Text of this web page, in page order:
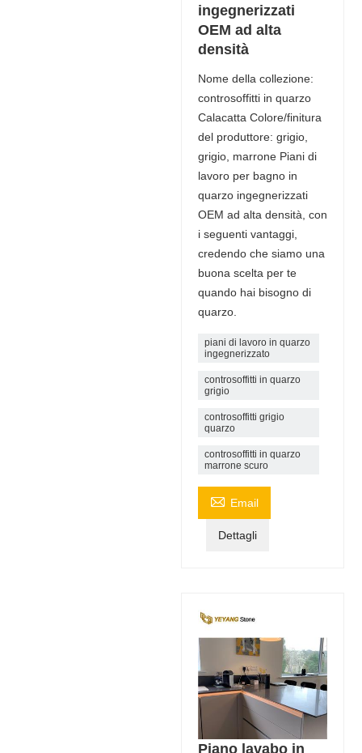
ingegnerizzati
OEM ad alta
densità
Nome della collezione:
controsoffitti in quarzo
Calacatta Colore/finitura
del produttore: grigio,
grigio, marrone Piani di
lavoro per bagno in
quarzo ingegnerizzati
OEM ad alta densità, con
i seguenti vantaggi,
credendo che siamo una
buona scelta per te
quando hai bisogno di
quarzo.
piani di lavoro in quarzo
ingegnerizzato
controsoffitti in quarzo
grigio
controsoffitti grigio
quarzo
controsoffitti in quarzo
marrone scuro
 Email
Dettagli
Piano lavabo in